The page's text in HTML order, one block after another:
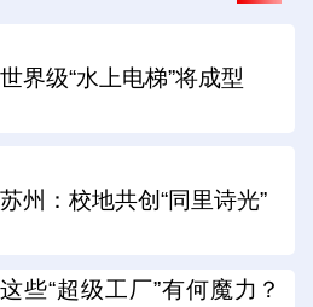
世界级“水上电梯”将成型
苏州：校地共创“同里诗光”
这些“超级工厂”有何魔力？